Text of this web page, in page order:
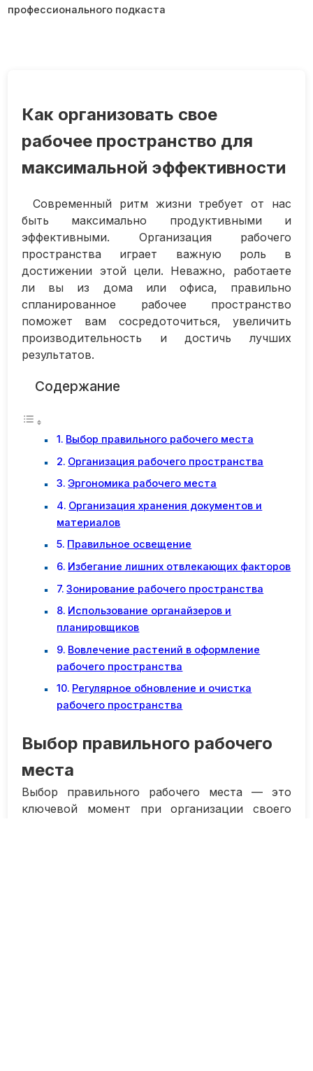
Как организовать свое
рабочее пространство для
максимальной эффективности
Современный ритм жизни требует от нас
быть максимально продуктивными и
эффективными. Организация рабочего
пространства играет важную роль в
достижении этой цели. Неважно, работаете
ли вы из дома или офиса, правильно
спланированное рабочее пространство
поможет вам сосредоточиться, увеличить
производительность и достичь лучших
результатов.
Содержание
Выбор правильного рабочего места
Организация рабочего пространства
Эргономика рабочего места
Организация хранения документов и
материалов
Правильное освещение
Избегание лишних отвлекающих факторов
Зонирование рабочего пространства
Использование органайзеров и
планировщиков
Вовлечение растений в оформление
рабочего пространства
Регулярное обновление и очистка
рабочего пространства
Выбор правильного рабочего
места
Выбор правильного рабочего места — это
ключевой момент при организации своего
профессионального подкаста